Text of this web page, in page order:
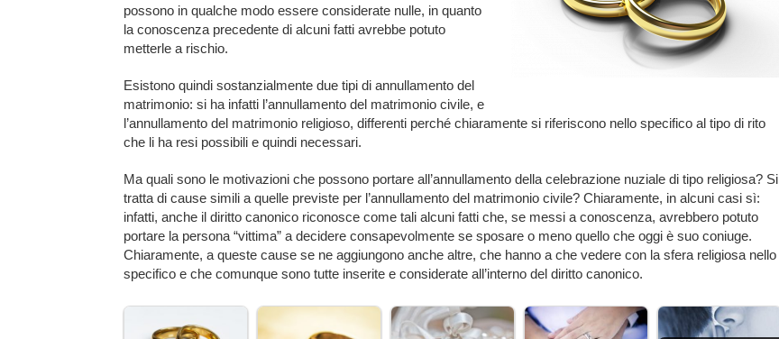
possono in qualche modo essere considerate nulle, in quanto
la conoscenza precedente di alcuni fatti avrebbe potuto
metterle a rischio.
Esistono quindi sostanzialmente due tipi di annullamento del
matrimonio: si ha infatti l’annullamento del matrimonio civile, e
l’annullamento del matrimonio religioso, differenti perché chiaramente si riferiscono nello specifico al tipo di rito
che li ha resi possibili e quindi necessari.
Ma quali sono le motivazioni che possono portare all’annullamento della celebrazione nuziale di tipo religiosa? Si
tratta di cause simili a quelle previste per l’annullamento del matrimonio civile? Chiaramente, in alcuni casi sì:
infatti, anche il diritto canonico riconosce come tali alcuni fatti che, se messi a conoscenza, avrebbero potuto
portare la persona “vittima” a decidere consapevolmente se sposare o meno quello che oggi è suo coniuge.
Chiaramente, a queste cause se ne aggiungono anche altre, che hanno a che vedere con la sfera religiosa nello
specifico e che comunque sono tutte inserite e considerate all’interno del diritto canonico.